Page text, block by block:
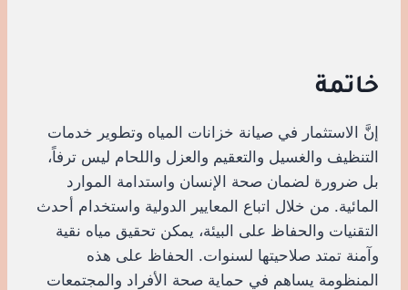
خاتمة
إنَّ الاستثمار في صيانة خزانات المياه وتطوير خدمات
التنظيف والغسيل والتعقيم والعزل واللحام ليس ترفاً،
بل ضرورة لضمان صحة الإنسان واستدامة الموارد
المائية. من خلال اتباع المعايير الدولية واستخدام أحدث
التقنيات والحفاظ على البيئة، يمكن تحقيق مياه نقية
وآمنة تمتد صلاحيتها لسنوات. الحفاظ على هذه
المنظومة يساهم في حماية صحة الأفراد والمجتمعات